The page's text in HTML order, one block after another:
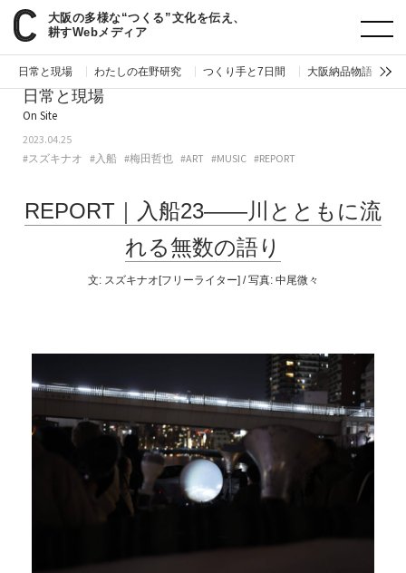
大阪の多様な“つくる”文化を伝え、
耕すWebメディア
日常と現場 わたしの在野研究 つくり手と7日間 大阪納品物語
paperC 日常と現場
日常と現場
On Site
2023.04.25
#スズキナオ #入船 #梅田哲也 #ART #MUSIC #REPORT
REPORT｜入船23——川とともに流
れる無数の語り
文: スズキナオ[フリーライター] / 写真: 中尾微々